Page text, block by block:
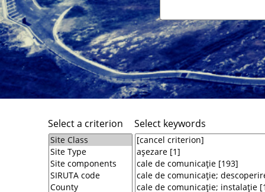
Select a criterion Select keywords